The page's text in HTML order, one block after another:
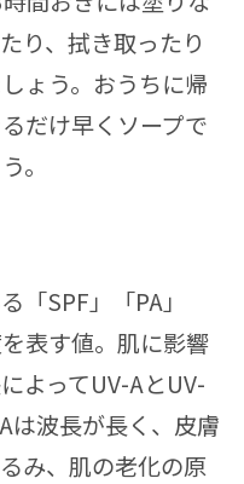
り、拭き取ったり
ょう。おうちに帰
だけ早くソープで
。
「SPF」「PA」
表す値。肌に影響
よってUV-AとUV-
は波長が長く、皮膚
み、肌の老化の原